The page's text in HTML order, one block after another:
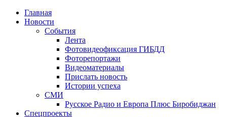
Главная
Новости
События
Лента
Фотовидеофиксация ГИБДД
Фоторепортажи
Видеоматериалы
Прислать новость
Истории успеха
СМИ
Русское Радио и Европа Плюс Биробиджан
Спецпроекты